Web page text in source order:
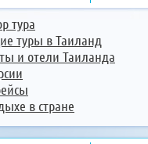
тура
туры в Таиланд
и отели Таиланда
в стране